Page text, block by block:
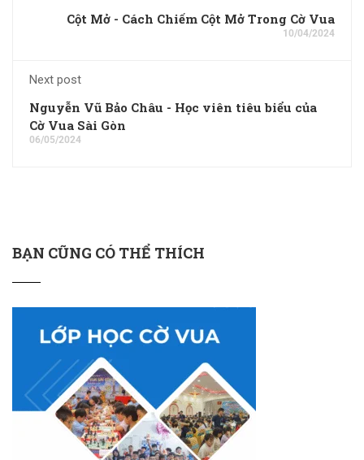
Cột Mở - Cách Chiếm Cột Mở Trong Cờ Vua
10/04/2024
Next post
Nguyễn Vũ Bảo Châu - Học viên tiêu biểu của
Cờ Vua Sài Gòn
06/05/2024
BẠN CŨNG CÓ THỂ THÍCH